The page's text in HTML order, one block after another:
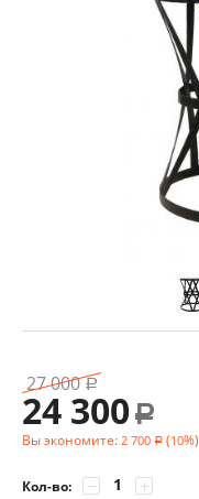
27 000 Р
24 300 Р
Вы экономите: 2 700 Р (10%)
Кол-во: +
−